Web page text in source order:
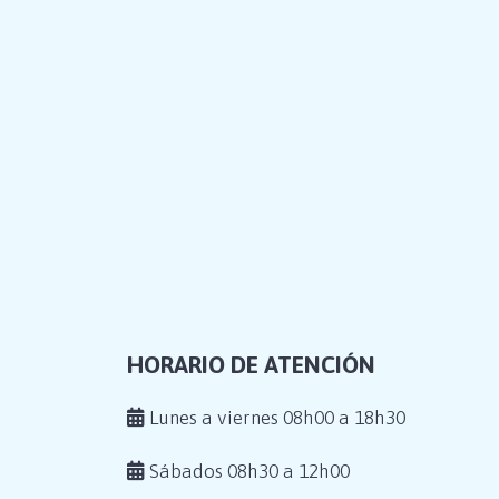
HORARIO DE ATENCIÓN
Lunes a viernes 08h00 a 18h30
Sábados 08h30 a 12h00